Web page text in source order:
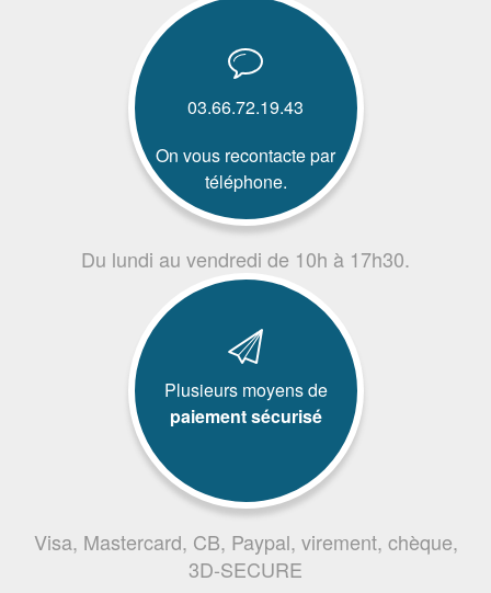
03.66.72.19.43
On vous recontacte par
téléphone.
Du lundi au vendredi de 10h à 17h30.
Plusieurs moyens de
paiement sécurisé
Visa, Mastercard, CB, Paypal, virement, chèque,
3D-SECURE